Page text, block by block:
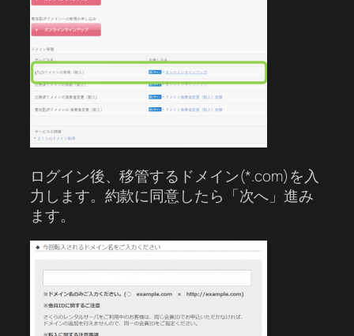
ログイン後、移管するドメイン(*.com)を入
力します。約款に同意したら「次へ」進み
ます。